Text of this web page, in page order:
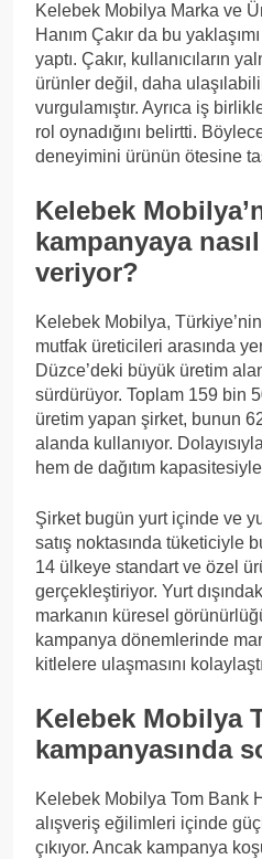
Kelebek Mobilya Marka ve
Hanım Çakır da bu
yaptı. Çakır, kullanıcıların
ürünler değil, daha
vurgulamıştır. Ayrıca iş
rol oynadığını belirtti.
deneyimini ürünün ötesine
Kelebek
kampanyaya
veriyor?
Kelebek Mobilya,
mutfak üreticileri arasında
Düzce’deki büyük üretim
sürdürüyor. Toplam 159 bin
üretim yapan şirket, bunun
alanda kullanıyor.
hem de dağıtım
Şirket bugün yurt içinde ve
satış noktasında tüketiciyle
14 ülkeye standart ve özel
gerçekleştiriyor. Yurt
markanın küresel
kampanya dönemlerinde
kitlelere ulaşmasını
Kelebek Mobilya
kampanyasında
Kelebek Mobilya Tom Bank
alışveriş eğilimleri içinde
çıkıyor. Ancak kampanya